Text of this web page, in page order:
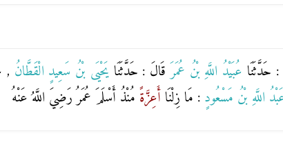
حَدَّثَنَا عُبَيْدُ اللَّهِ بْنُ عُمَرَقَالَ : حَدَّثَنَايَحْيَى بْنُ سَعِيدٍ الْقَطَّانُ ,
اللَّهِ بْنُ مَسْعُودٍ : مَا زِلْنَا أَعِزَّةً مُنْذُ أَسْلَمَ عُمَرُ رَضِيَ اللَّهُ عَنْهُ